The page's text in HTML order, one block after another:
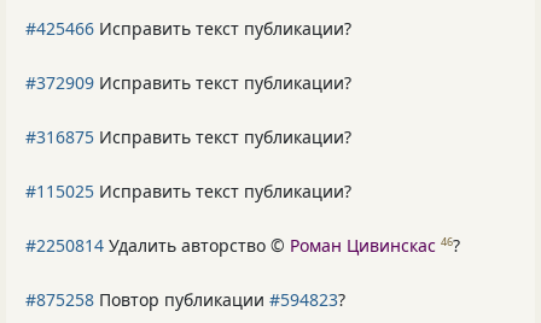
#425466 Исправить текст публикации?
#372909 Исправить текст публикации?
#316875 Исправить текст публикации?
#115025 Исправить текст публикации?
#2250814 Удалить авторство © Роман Цивинскас 46?
#875258 Повтор публикации #594823?